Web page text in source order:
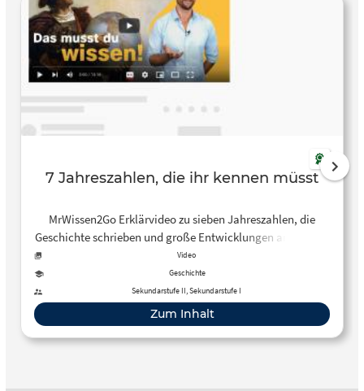
7 Jahreszahlen, die ihr kennen müsst
MrWissen2Go Erklärvideo zu sieben Jahreszahlen, die
Geschichte schrieben und große Entwicklungen anstießen.
– Gründung Roms 753 v. Chr. – Gründung des Chinesischen
Kaiserreiches im Jahr 221 v. Chr. – „Entdeckung“ Amerikas
Sowjetunion Ende Kalter Krieg
Video
Geschichte
Sekundarstufe II, Sekundarstufe I
Zum Inhalt